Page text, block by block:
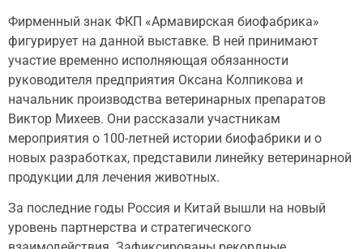
Фирменный знак ФКП «Армавирская биофабрика»
фигурирует на данной выставке. В ней принимают
участие временно исполняющая обязанности
руководителя предприятия Оксана Колпикова и
начальник производства ветеринарных препаратов
Виктор Михеев. Они рассказали участникам
мероприятия о 100-летней истории биофабрики и о
новых разработках, представили линейку ветеринарной
продукции для лечения животных.
За последние годы Россия и Китай вышли на новый
уровень партнерства и стратегического